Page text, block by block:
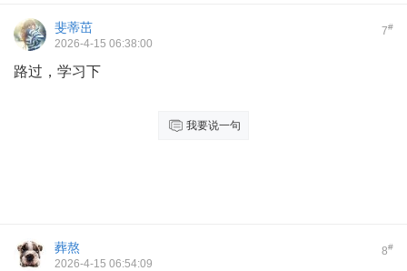
7#
斐蒂茁
2026-4-15 06:38:00
路过，学习下
我要说一句
8#
葬熬
2026-4-15 06:54:09